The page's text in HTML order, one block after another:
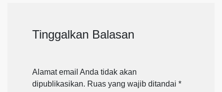
Tinggalkan Balasan
Alamat email Anda tidak akan
dipublikasikan. Ruas yang wajib ditandai *